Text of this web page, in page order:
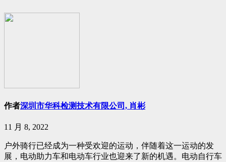
作者深圳市华科检测技术有限公司, 肖彬
11 月 8, 2022
户外骑行已经成为一种受欢迎的运动，伴随着这一运动的发
展，电动助力车和电动车行业也迎来了新的机遇。电动自行车